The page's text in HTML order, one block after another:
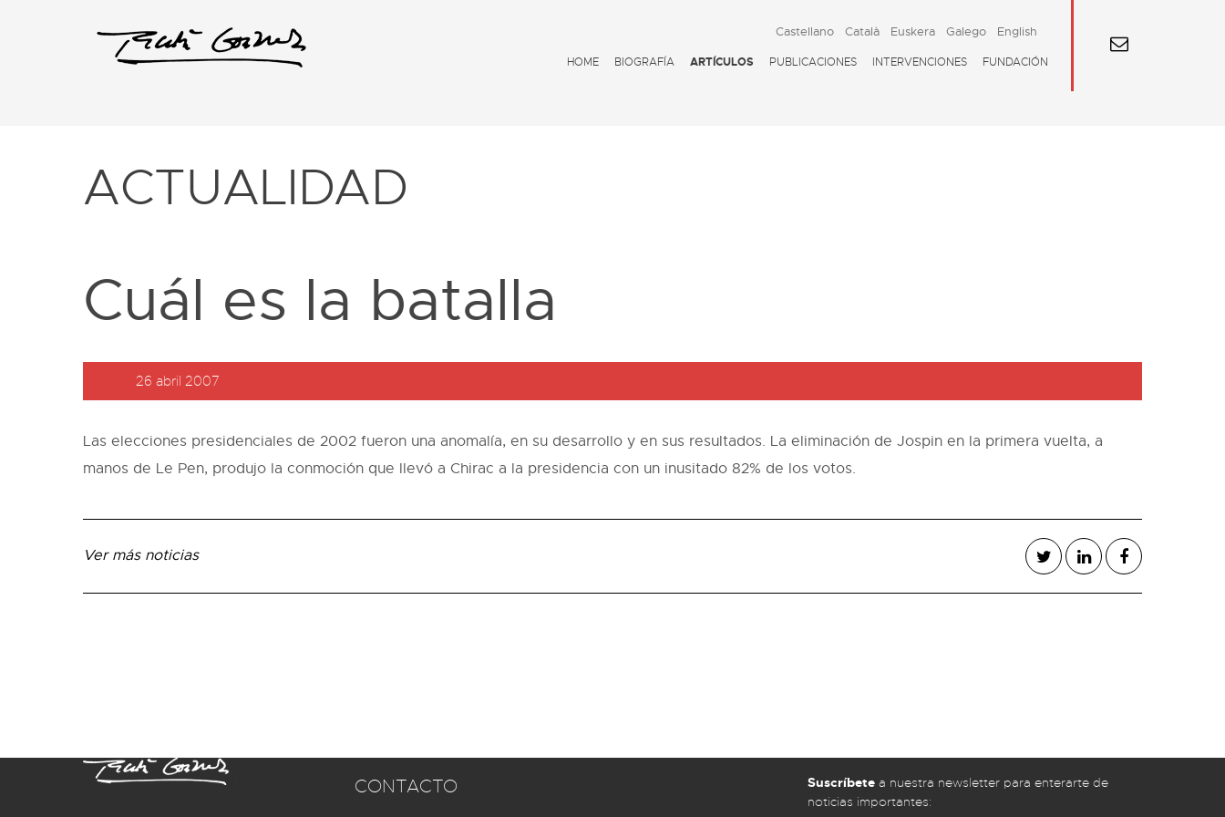
HOME BIOGRAFÍA ARTÍCULOS PUBLICACIONES INTERVENCIONES FUNDACIÓN
Castellano Català Euskera Galego English
ACTUALIDAD
Cuál es la batalla
26 abril 2007
Las elecciones presidenciales de 2002 fueron una anomalía, en su desarrollo y en sus resultados. La eliminación de Jospin en la primera vuelta, a
manos de Le Pen, produjo la conmoción que llevó a Chirac a la presidencia con un inusitado 82% de los votos.
Ver más noticias
CONTACTO Suscríbetea nuestra newsletter para enterarte de
noticias importantes: